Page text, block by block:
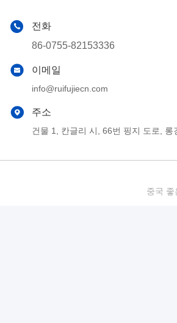
전화
86-0755-82153336
이메일
info@ruifujiecn.com
주소
건물 1, 칸글리 시, 66번 핑지 도로, 롱
중국